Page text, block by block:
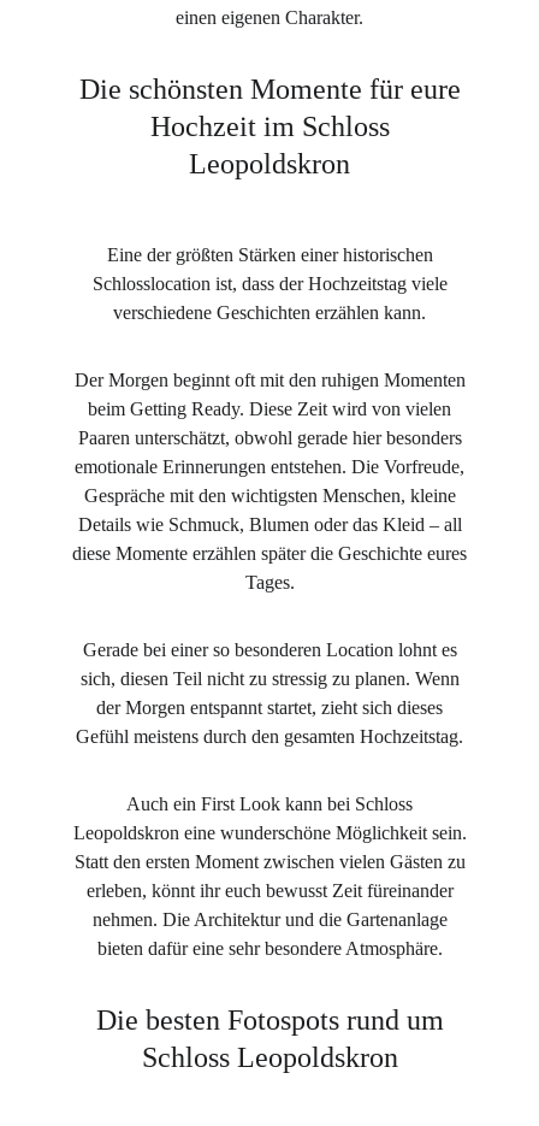
einen eigenen Charakter.
Die schönsten Momente für eure
Hochzeit im Schloss
Leopoldskron
Eine der größten Stärken einer historischen
Schlosslocation ist, dass der Hochzeitstag viele
verschiedene Geschichten erzählen kann.
Der Morgen beginnt oft mit den ruhigen Momenten
beim Getting Ready. Diese Zeit wird von vielen
Paaren unterschätzt, obwohl gerade hier besonders
emotionale Erinnerungen entstehen. Die Vorfreude,
Gespräche mit den wichtigsten Menschen, kleine
Details wie Schmuck, Blumen oder das Kleid – all
diese Momente erzählen später die Geschichte eures
Tages.
Gerade bei einer so besonderen Location lohnt es
sich, diesen Teil nicht zu stressig zu planen. Wenn
der Morgen entspannt startet, zieht sich dieses
Gefühl meistens durch den gesamten Hochzeitstag.
Auch ein First Look kann bei Schloss
Leopoldskron eine wunderschöne Möglichkeit sein.
Statt den ersten Moment zwischen vielen Gästen zu
erleben, könnt ihr euch bewusst Zeit füreinander
nehmen. Die Architektur und die Gartenanlage
bieten dafür eine sehr besondere Atmosphäre.
Die besten Fotospots rund um
Schloss Leopoldskron